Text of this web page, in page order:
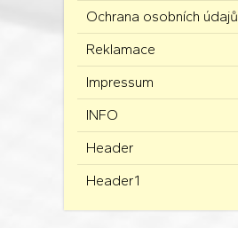
Ochrana osobních údajů
Reklamace
Impressum
INFO
Header
Header1